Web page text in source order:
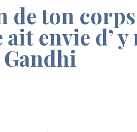
de ton
envie d’ y
Gandhi